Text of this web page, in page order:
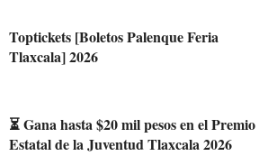
Toptickets [Boletos Palenque Feria
Tlaxcala] 2026
⏳ Gana hasta $20 mil pesos en el Premio
Estatal de la Juventud Tlaxcala 2026